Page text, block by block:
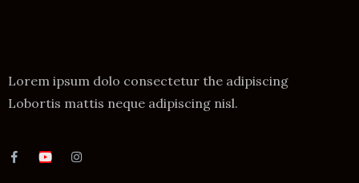
Lorem ipsum dolo consectetur the adipiscing
Lobortis mattis neque adipiscing nisl.